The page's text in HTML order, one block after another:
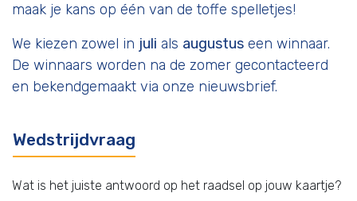
maak je kans op één van de toffe spelletjes!
We kiezen zowel in juli als augustus een winnaar.
De winnaars worden na de zomer gecontacteerd
en bekendgemaakt via onze nieuwsbrief.
Wedstrijdvraag
Wat is het juiste antwoord op het raadsel op jouw kaartje?